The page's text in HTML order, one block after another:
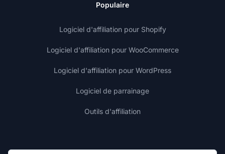
Populaire
Logiciel d'affiliation pour Shopify
Logiciel d'affiliation pour WooCommerce
Logiciel d'affiliation pour WordPress
Logiciel de parrainage
Outils d'affiliation